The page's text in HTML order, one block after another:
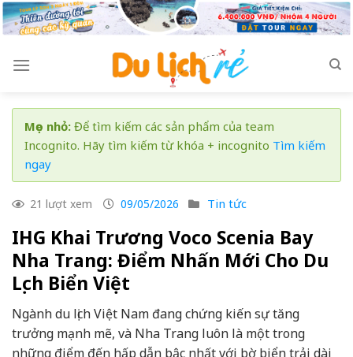
Skip
to
Mẹo nhỏ: Để tìm kiếm các sản phẩm của team
Incognito. Hãy tìm kiếm từ khóa + incognito Tìm kiếm
ngay
21 lượt xem 09/05/2026 Tin tức
IHG Khai Trương Voco Scenia Bay
Nha Trang: Điểm Nhấn Mới Cho Du
Lịch Biển Việt
Ngành du lịch Việt Nam đang chứng kiến sự tăng
trưởng mạnh mẽ, và Nha Trang luôn là một trong
những điểm đến hấp dẫn bậc nhất với bờ biển trải dài